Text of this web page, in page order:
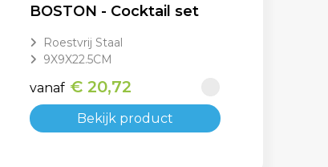
BOSTON - Cocktail set
Roestvrij Staal
9X9X22.5CM
vanaf € 20,72
Bekijk product